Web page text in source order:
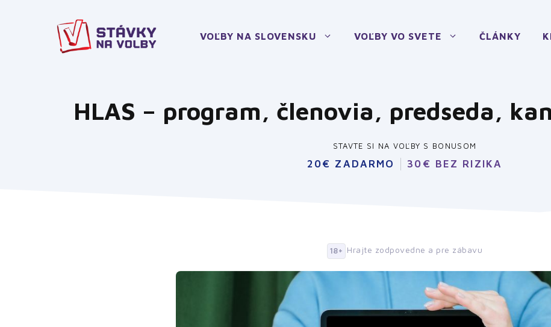
VOĽBY NA SLOVENSKU VOĽBY VO SVETE ČLÁNKY
HLAS – program, členovia, predseda,
STAVTE SI NA VOĽBY S BONUSOM
20€ ZADARMO 30€ BEZ RIZIKA
18+ Hrajte zodpovedne a pre zábavu